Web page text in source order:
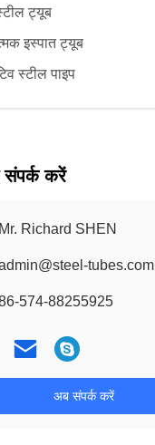
ट्यूब
इस्पात ट्यूब
स्टील पाइप
करें
Mr. Richard SHEN
tubes.com
574-88255925
अब संपर्क करें